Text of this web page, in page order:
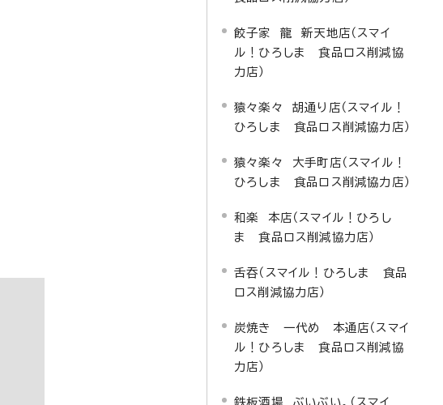
餃子家 龍 新天地店（スマイ
ル！ひろしま 食品ロス削減協
力店）
猿々楽々 胡通り店（スマイル！
ひろしま 食品ロス削減協力店）
猿々楽々 大手町店（スマイル！
ひろしま 食品ロス削減協力店）
和楽 本店（スマイル！ひろし
ま 食品ロス削減協力店）
舌吞（スマイル！ひろしま 食品
ロス削減協力店）
炭焼き 一代め 本通店（スマイ
ル！ひろしま 食品ロス削減協
力店）
鉄板酒場 ぶいぶい。（スマイ